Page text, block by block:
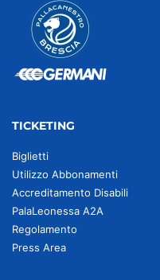
TICKETING
Biglietti
Utilizzo Abbonamenti
Accreditamento Disabili
PalaLeonessa A2A
Regolamento
Press Area